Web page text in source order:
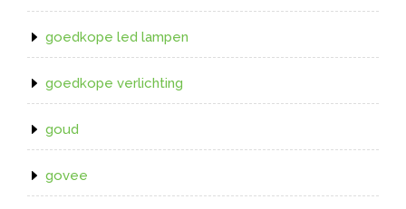
goedkope led lampen
goedkope verlichting
goud
govee